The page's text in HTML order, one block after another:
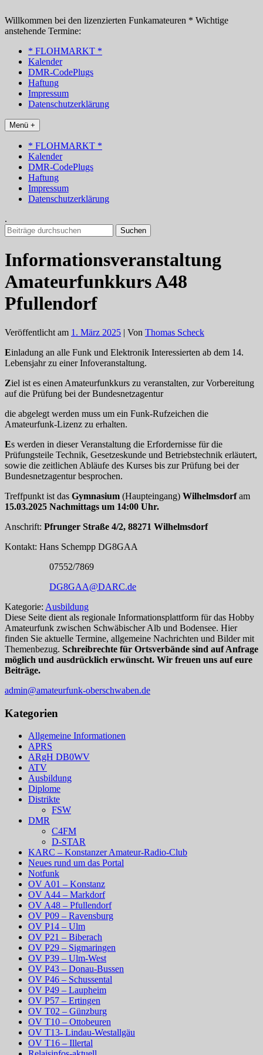
Inhalt
springen
Willkommen bei den lizenzierten Funkamateuren * Wichtige
anstehende Termine:
* FLOHMARKT *
Kalender
DMR-CodePlugs
Haftung
Impressum
Datenschutzerklärung
Menü +
* FLOHMARKT *
Kalender
DMR-CodePlugs
Haftung
Impressum
Datenschutzerklärung
.
Suchen
nach:
Informationsveranstaltung
Amateurfunkkurs A48
Pfullendorf
Veröffentlicht am 1. März 2025 | Von Thomas Scheck
Einladung an alle Funk und Elektronik Interessierten ab dem 14.
Lebensjahr zu einer Infoveranstaltung.
Ziel ist es einen Amateurfunkkurs zu veranstalten, zur Vorbereitung
auf die Prüfung bei der Bundesnetzagentur
die abgelegt werden muss um ein Funk-Rufzeichen die
Amateurfunk-Lizenz zu erhalten.
Es werden in dieser Veranstaltung die Erfordernisse für die
Prüfungsteile Technik, Gesetzeskunde und Betriebstechnik erläutert,
sowie die zeitlichen Abläufe des Kurses bis zur Prüfung bei der
Bundesnetzagentur besprochen.
Treffpunkt ist das Gymnasium (Haupteingang) Wilhelmsdorfam
15.03.2025 Nachmittags um 14:00 Uhr.
Anschrift: Pfrunger Straße 4/2, 88271 Wilhelmsdorf
Kontakt: Hans Schempp DG8GAA
07552/7869
DG8GAA@DARC.de
Kategorie: Ausbildung
Diese Seite dient als regionale Informationsplattform für das Hobby
Amateurfunk zwischen Schwäbischer Alb und Bodensee. Hier
finden Sie aktuelle Termine, allgemeine Nachrichten und Bilder mit
Themenbezug. Schreibrechte für Ortsverbände sind auf Anfrage
möglich und ausdrücklich erwünscht. Wir freuen uns auf eure
Beiträge.
admin@amateurfunk-oberschwaben.de
Kategorien
Allgemeine Informationen
APRS
ARgH DB0WV
ATV
Ausbildung
Diplome
Distrikte
FSW
DMR
C4FM
D-STAR
KARC – Konstanzer Amateur-Radio-Club
Neues rund um das Portal
Notfunk
OV A01 – Konstanz
OV A44 – Markdorf
OV A48 – Pfullendorf
OV P09 – Ravensburg
OV P14 – Ulm
OV P21 – Biberach
OV P29 – Sigmaringen
OV P39 – Ulm-West
OV P43 – Donau-Bussen
OV P46 – Schussental
OV P49 – Laupheim
OV P57 – Ertingen
OV T02 – Günzburg
OV T10 – Ottobeuren
OV T13- Lindau-Westallgäu
OV T16 – Illertal